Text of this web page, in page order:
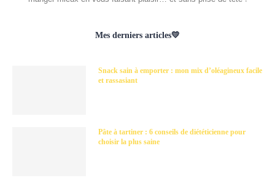
Mes derniers articles💛
Snack sain à emporter : mon mix d’oléagineux facile
et rassasiant
Pâte à tartiner : 6 conseils de diététicienne pour
choisir la plus saine